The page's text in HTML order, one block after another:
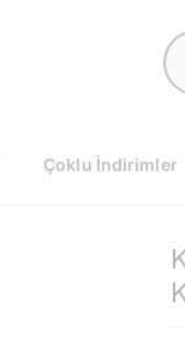
Çoklu İndirimler
BLISTER